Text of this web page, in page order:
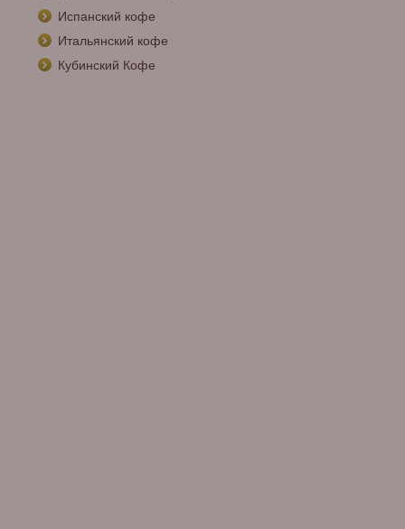
Испанский кофе
Итальянский кофе
Кубинский Кофе